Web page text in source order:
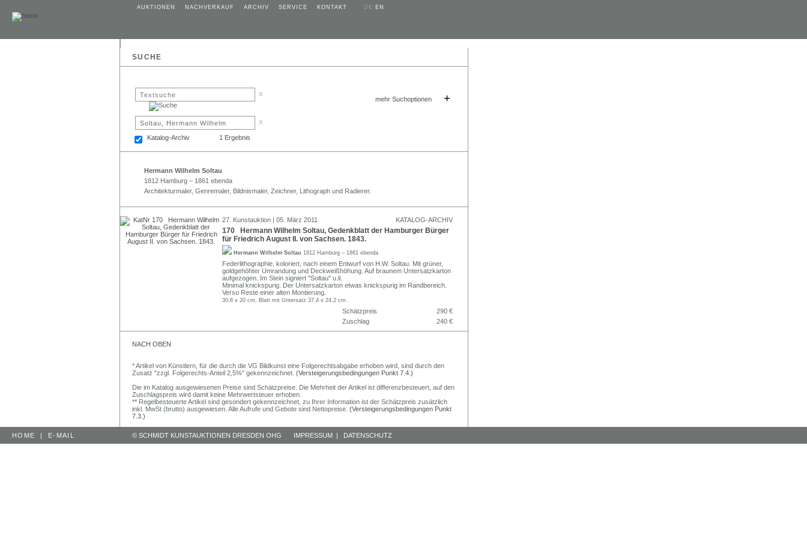
AUKTIONEN NACHVERKAUF ARCHIV SERVICE KONTAKT DE EN
SUCHE
x
mehr Suchoptionen +
x
Katalog-Archiv 1 Ergebnis
Hermann Wilhelm Soltau
1812 Hamburg – 1861 ebenda
Architekturmaler, Genremaler, Bildnismaler, Zeichner, Lithograph und Radierer.
27. Kunstauktion | 05. März 2011 KATALOG-ARCHIV
170 Hermann Wilhelm Soltau, Gedenkblatt der Hamburger Bürger
für Friedrich August II. von Sachsen. 1843.
Hermann Wilhelm Soltau 1812 Hamburg – 1861 ebenda
Federlithographie, koloriert, nach einem Entwurf von H.W. Soltau. Mit grüner,
goldgehöhter Umrandung und Deckweißhöhung. Auf braunem Untersatzkarton
aufgezogen. Im Stein signiert "Soltau" u.li.
Minimal knickspurig. Der Untersatzkarton etwas knickspurig im Randbereich.
Verso Reste einer alten Montierung.
30,8 x 20 cm, Blatt mit Untersatz 37,4 x 24,2 cm.
Schätzpreis
290 €
Zuschlag
240 €
NACH OBEN
* Artikel von Künstlern, für die durch die VG Bildkunst eine Folgerechtsabgabe erhoben wird, sind durch den
Zusatz "zzgl. Folgerechts-Anteil 2,5%" gekennzeichnet. (Versteigerungsbedingungen Punkt 7.4.)
Die im Katalog ausgewiesenen Preise sind Schätzpreise. Die Mehrheit der Artikel ist differenzbesteuert, auf den
Zuschlagspreis wird damit keine Mehrwertsteuer erhoben.
** Regelbesteuerte Artikel sind gesondert gekennzeichnet, zu Ihrer Information ist der Schätzpreis zusätzlich
inkl. MwSt (brutto) ausgewiesen. Alle Aufrufe und Gebote sind Nettopreise. (Versteigerungsbedingungen Punkt
7.3.)
HOME | E-MAIL © SCHMIDT KUNSTAUKTIONEN DRESDEN OHG IMPRESSUM | DATENSCHUTZ